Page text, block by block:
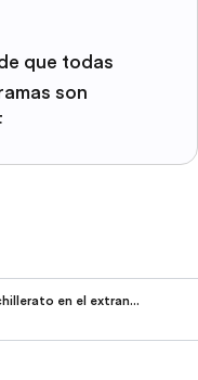
que todas
son
Bachillerato en el extranjero